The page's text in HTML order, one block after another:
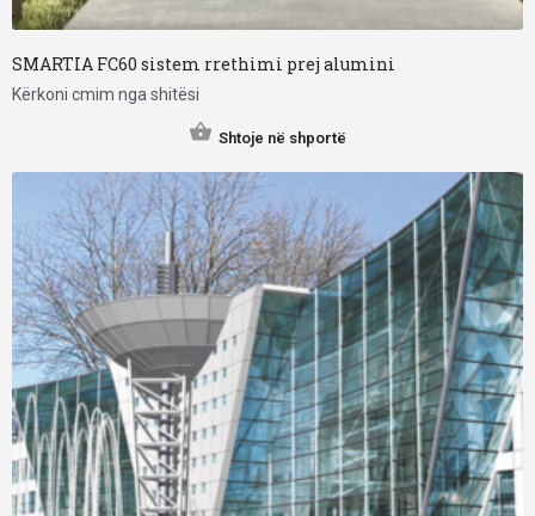
SMARTIA FC60 sistem rrethimi prej alumini
Kërkoni cmim nga shitësi
Shtoje në shportë